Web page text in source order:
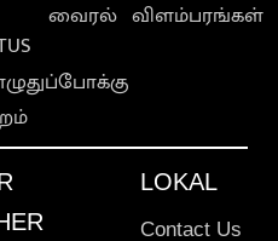
வைரல் விளம்பரங்கள்
LOKAL
Contact Us